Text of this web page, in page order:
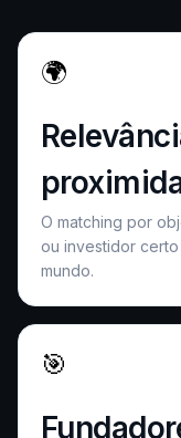
🌍
O matching por
ou investidor
mundo.
🎯